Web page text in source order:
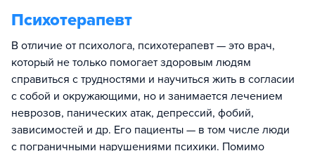
Психотерапевт
В отличие от психолога, психотерапевт — это врач,
который не только помогает здоровым людям
справиться с трудностями и научиться жить в согласии
с собой и окружающими, но и занимается лечением
неврозов, панических атак, депрессий, фобий,
зависимостей и др. Его пациенты — в том числе люди
с пограничными нарушениями психики. Помимо